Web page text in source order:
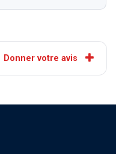
Donner votre avis